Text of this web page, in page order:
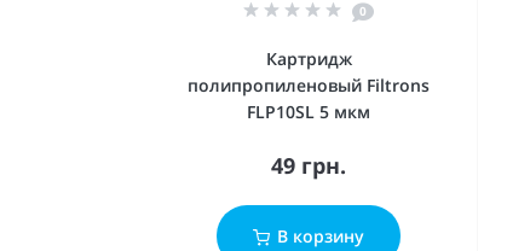
0
Картридж
полипропиленовый Filtrons
FLP10SL 5 мкм
49 грн.
В корзину